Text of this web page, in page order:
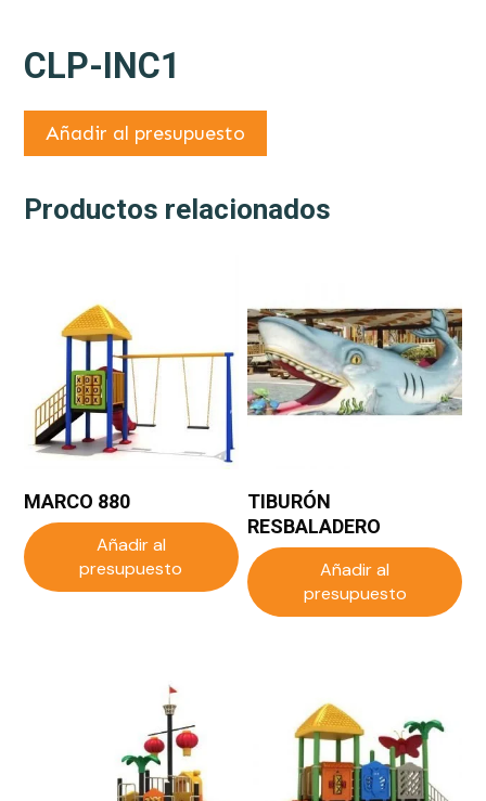
CLP-INC1
Añadir al presupuesto
Productos relacionados
MARCO 880
Añadir al
presupuesto
TIBURÓN
RESBALADERO
Añadir al
presupuesto